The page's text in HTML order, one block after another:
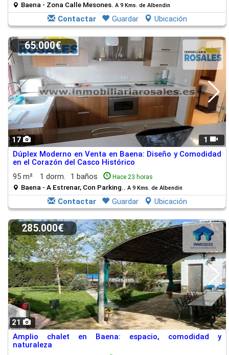
Baena - Zona Calle Mesones. A 9 Kms. de Albendin
Contactar Guardar Ubicación
17 1
65.000€
Dúplex Moderno en Venta en Baena: Diseño y Comodidad
en el Corazón del Casco Histórico
95 m²
1 dorm. 1 baños Hace 23 horas
Baena - A Estrenar, Con Parking.. A 9 Kms. de Albendin
Contactar Guardar Ubicación
21
285.000€
Amplio chalet en Baena: espacio, comodidad y
naturaleza